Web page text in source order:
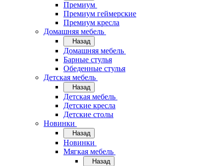
Премиум
Премиум геймерские
Премиум кресла
Домашняя мебель
Назад
Домашняя мебель
Барные стулья
Обеденные стулья
Детская мебель
Назад
Детская мебель
Детские кресла
Детские столы
Новинки
Назад
Новинки
Мягкая мебель
Назад